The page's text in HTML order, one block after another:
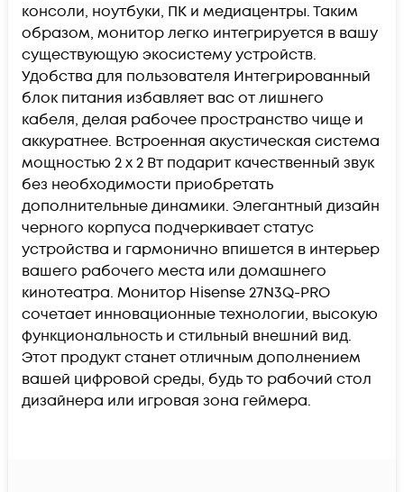
консоли, ноутбуки, ПК и медиацентры. Таким
образом, монитор легко интегрируется в вашу
существующую экосистему устройств.
Удобства для пользователя Интегрированный
блок питания избавляет вас от лишнего
кабеля, делая рабочее пространство чище и
аккуратнее. Встроенная акустическая система
мощностью 2 х 2 Вт подарит качественный звук
без необходимости приобретать
дополнительные динамики. Элегантный дизайн
черного корпуса подчеркивает статус
устройства и гармонично впишется в интерьер
вашего рабочего места или домашнего
кинотеатра. Монитор Hisense 27N3Q-PRO
сочетает инновационные технологии, высокую
функциональность и стильный внешний вид.
Этот продукт станет отличным дополнением
вашей цифровой среды, будь то рабочий стол
дизайнера или игровая зона геймера.